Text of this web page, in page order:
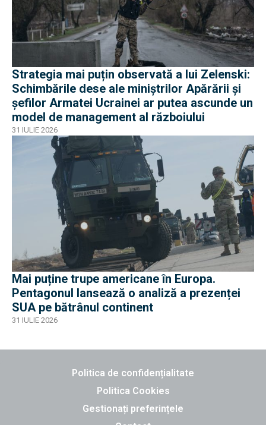
Strategia mai puțin observată a lui Zelenski:
Schimbările dese ale miniștrilor Apărării și
șefilor Armatei Ucrainei ar putea ascunde un
model de management al războiului
31 IULIE 2026
Mai puține trupe americane în Europa.
Pentagonul lansează o analiză a prezenței
SUA pe bătrânul continent
31 IULIE 2026
Politica de confidențialitate
Politica Cookies
Gestionați preferințele